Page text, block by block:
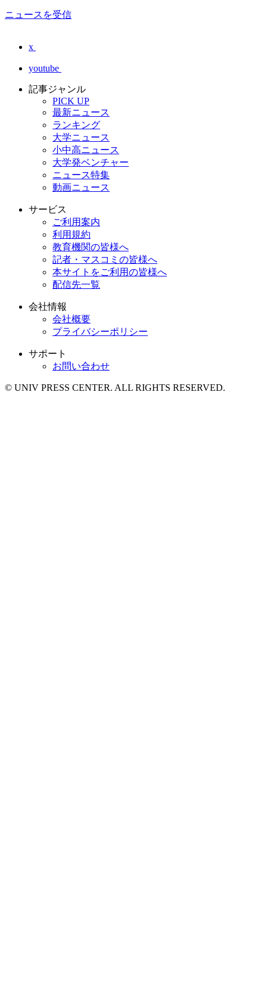
ニュースを受信
x
youtube
記事ジャンル
PICK UP
最新ニュース
ランキング
大学ニュース
小中高ニュース
大学発ベンチャー
ニュース特集
動画ニュース
サービス
ご利用案内
利用規約
教育機関の皆様へ
記者・マスコミの皆様へ
本サイトをご利用の皆様へ
配信先一覧
会社情報
会社概要
プライバシーポリシー
サポート
お問い合わせ
© UNIV PRESS CENTER. ALL RIGHTS RESERVED.